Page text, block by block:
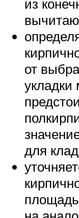
из
от
укладки
для
площадь